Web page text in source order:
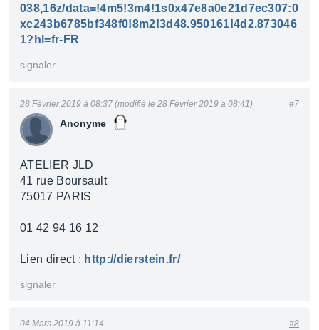
038,16z/data=!4m5!3m4!1s0x47e8a0e21d7ec307:0
xc243b6785bf348f0!8m2!3d48.950161!4d2.873046
1?hl=fr-FR
signaler
Anonyme
28 Février 2019 à 08:37 (modifié le 28 Février 2019 à 08:41) #7
ATELIER JLD
41 rue Boursault
75017 PARIS
01 42 94 16 12
Lien direct : http://dierstein.fr/
signaler
04 Mars 2019 à 11:14 #8